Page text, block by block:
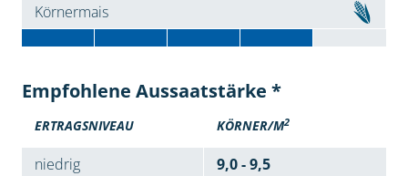
Körnermais
Empfohlene Aussaatstärke *
ERTRAGSNIVEAU KÖRNER/M2
niedrig
9,0 - 9,5